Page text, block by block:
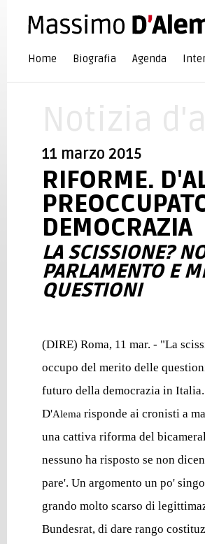
Home Biografia Agenda
11 marzo 2015
RIFORME.
DEMOCRAZIA
LA SCISSIONE?
PARLAMENTO E
QUESTIONI
(DIRE) Roma, 11 mar. - "La
occupo del merito delle
futuro della democrazia in
D'Alema risponde ai cronisti a
una cattiva riforma del
nessuno ha risposto se non
pare'. Un argomento un po'
grando molto scarso di
Bundesrat, di dare rango